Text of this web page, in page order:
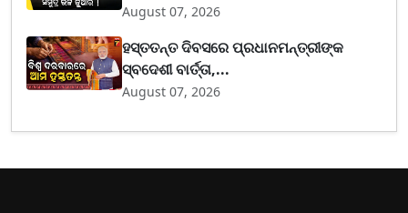
August 07, 2026
ହସ୍ତତନ୍ତ ଦିବସରେ ପ୍ରଧାନମନ୍ତ୍ରୀଙ୍କ
ସ୍ବଦେଶୀ ବାର୍ତ୍ତା,...
August 07, 2026